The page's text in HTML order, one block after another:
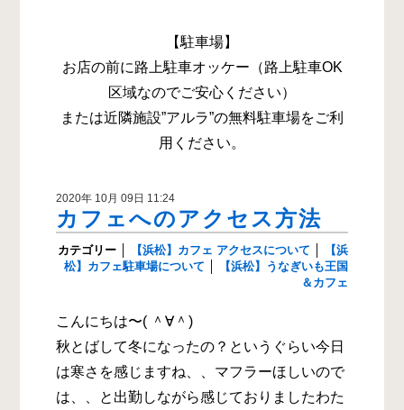
【駐車場】
お店の前に路上駐車オッケー（路上駐車OK
区域なのでご安心ください）
または近隣施設”アルラ”の無料駐車場をご利
用ください。
2020年 10月 09日 11:24
カフェへのアクセス方法
カテゴリー 【浜松】カフェ アクセスについて
【浜
松】カフェ駐車場について
【浜松】うなぎいも王国
＆カフェ
こんにちは〜( ＾∀＾)
秋とばして冬になったの？というぐらい今日
は寒さを感じますね、、マフラーほしいので
は、、と出勤しながら感じておりましたわた